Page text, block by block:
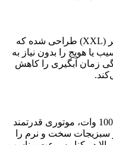
دهانه ورودی دستگاه با قطر 85 میلی‌متر (XXL) طراحی شده که
یا هویج را بدون نیاز به
زمان آبگیری را کاهش
آبمیوه‌گیری فکر JUICE MAX با توان 1000 وات، موتوری قدرتمند
و سبزیجات سخت و نرم را